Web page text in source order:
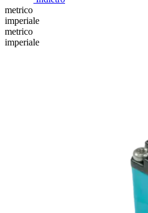
metrico
imperiale
metrico
imperiale